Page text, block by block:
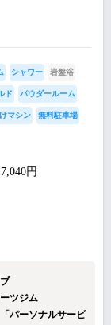
シャワー 岩盤浴
ド パウダールーム
マシン 無料駐車場
円
ツジム
パーソナルサービ